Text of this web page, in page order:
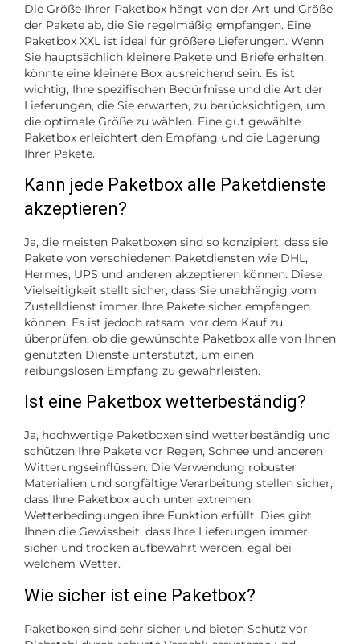
Die Größe Ihrer Paketbox hängt von der Art und Größe
der Pakete ab, die Sie regelmäßig empfangen. Eine
Paketbox XXL ist ideal für größere Lieferungen. Wenn
Sie hauptsächlich kleinere Pakete und Briefe erhalten,
könnte eine kleinere Box ausreichend sein. Es ist
wichtig, Ihre spezifischen Bedürfnisse und die Art der
Lieferungen, die Sie erwarten, zu berücksichtigen, um
die optimale Größe zu wählen. Eine gut gewählte
Paketbox erleichtert den Empfang und die Lagerung
Ihrer Pakete.
Kann jede Paketbox alle Paketdienste
akzeptieren?
Ja, die meisten Paketboxen sind so konzipiert, dass sie
Pakete von verschiedenen Paketdiensten wie DHL,
Hermes, UPS und anderen akzeptieren können. Diese
Vielseitigkeit stellt sicher, dass Sie unabhängig vom
Zustelldienst immer Ihre Pakete sicher empfangen
können. Es ist jedoch ratsam, vor dem Kauf zu
überprüfen, ob die gewünschte Paketbox alle von Ihnen
genutzten Dienste unterstützt, um einen
reibungslosen Empfang zu gewährleisten.
Ist eine Paketbox wetterbeständig?
Ja, hochwertige Paketboxen sind wetterbeständig und
schützen Ihre Pakete vor Regen, Schnee und anderen
Witterungseinflüssen. Die Verwendung robuster
Materialien und sorgfältige Verarbeitung stellen sicher,
dass Ihre Paketbox auch unter extremen
Wetterbedingungen ihre Funktion erfüllt. Dies gibt
Ihnen die Gewissheit, dass Ihre Lieferungen immer
sicher und trocken aufbewahrt werden, egal bei
welchem Wetter.
Wie sicher ist eine Paketbox?
Paketboxen sind sehr sicher und bieten Schutz vor